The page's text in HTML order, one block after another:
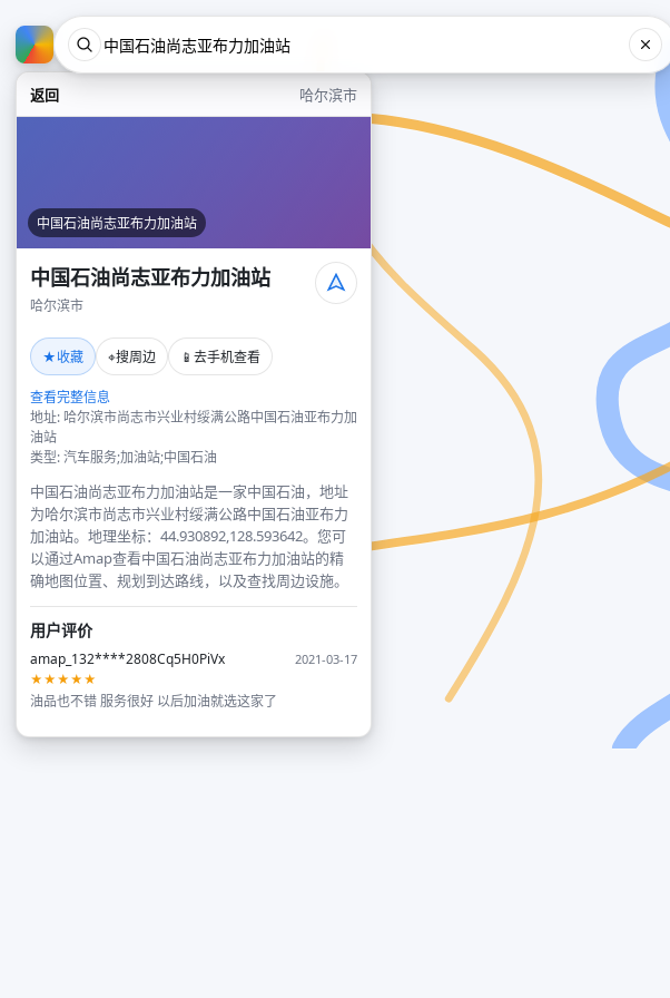
返回 哈尔滨市
中国石油尚志亚布力加油站
中国石油尚志亚布力加油站
哈尔滨市
★收藏 ⌖搜周边 📱 去手机查看
查看完整信息
地址: 哈尔滨市尚志市兴业村绥满公路中国石油亚布力加
油站
类型: 汽车服务;加油站;中国石油
中国石油尚志亚布力加油站是一家中国石油，地址
为哈尔滨市尚志市兴业村绥满公路中国石油亚布力
加油站。地理坐标：44.930892,128.593642。您可
以通过Amap查看中国石油尚志亚布力加油站的精
确地图位置、规划到达路线，以及查找周边设施。
用户评价
amap_132****2808Cq5H0PiVx
2021-03-17
★★★★★
油品也不错 服务很好 以后加油就选这家了